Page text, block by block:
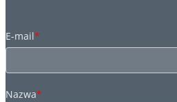
E-mail*
Nazwa*